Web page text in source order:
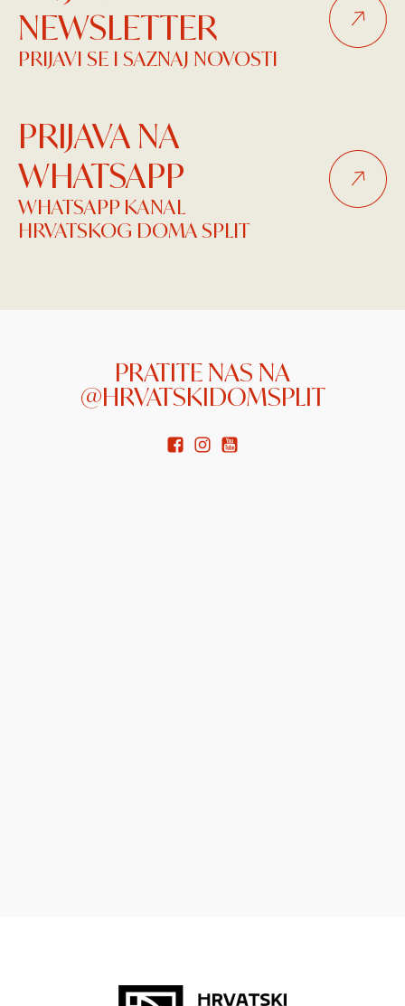
NEWSLETTER
PRIJAVI SE I SAZNAJ NOVOSTI
PRIJAVA NA
WHATSAPP
WHATSAPP KANAL
HRVATSKOG DOMA SPLIT
PRATITE NAS NA
@HRVATSKIDOMSPLIT